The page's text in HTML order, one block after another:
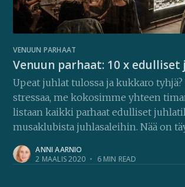
VENUUN PARHAAT
Venuun parhaat: 10 x
Upeat juhlat tulossa ja kukkaro
stressaa, me kokosimme yhteen
listaan kaikki parhaat edulliset
musaklubista juhlasaleihin. Nää on
ANNI AARNIO
2 MAALIS 2020 • 6 MIN READ